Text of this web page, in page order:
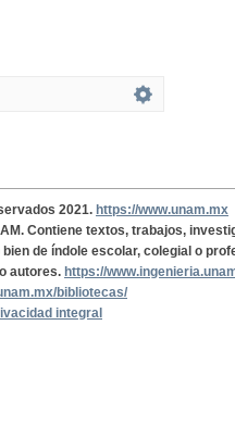
2021. https://www.unam.mx
Contiene textos, trabajos,
de índole escolar, colegial o
autores. https://
bibliotecas/
integral